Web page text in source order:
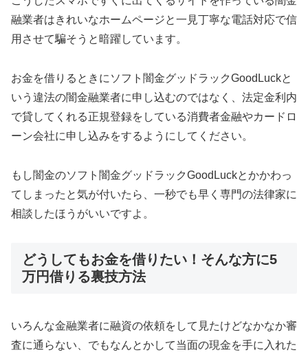
融業者はきれいなホームページと一見丁寧な電話対応で信
用させて騙そうと暗躍しています。
お金を借りるときにソフト闇金グッドラックGoodLuck と
いう違法の闇金融業者に申し込むのではなく、法定金利内
で貸してくれる正規登録をしている消費者金融やカードロ
ーン会社に申し込みをするようにしてください。
もし闇金のソフト闇金グッドラックGoodLuck とかかわっ
てしまったと気が付いたら、一秒でも早く専門の法律家に
相談したほうがいいですよ。
どうしてもお金を借りたい！そんな方に5
万円借りる裏技方法
いろんな金融業者に融資の依頼をして見たけどなかなか審
査に通らない、でもなんとかして当面の現金を手に入れた